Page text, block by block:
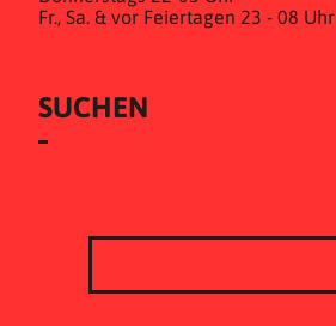
Fr., Sa. & vor Feiertagen 23 - 08 Uhr
SUCHEN